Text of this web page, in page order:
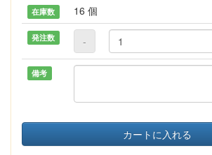
在庫数 16 個
発注数 -
備考
カートに入れる